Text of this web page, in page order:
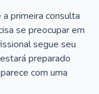
primeira consulta
se preocupar em
segue seu
preparado
com uma